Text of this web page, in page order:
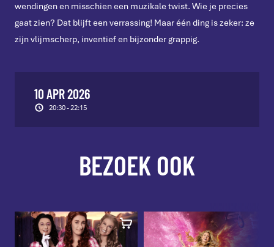
wendingen en misschien een muzikale twist. Wie je precies
gaat zien? Dat blijft een verrassing! Maar één ding is zeker: ze
zijn vlijmscherp, inventief en bijzonder grappig.
10 APR 2026
20:30 - 22:15
BEZOEK OOK